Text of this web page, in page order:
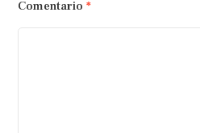
Comentario *